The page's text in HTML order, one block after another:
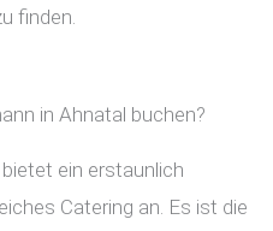
finden.
in Ahnatal buchen?
ein erstaunlich
Catering an. Es ist die